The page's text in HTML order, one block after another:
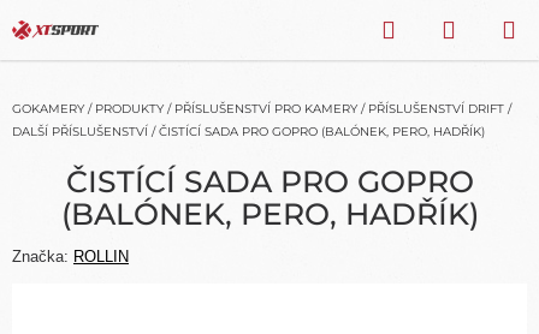
na
HLEDAT
KOŠÍK
GOKAMERY / PRODUKTY / PŘÍSLUŠENSTVÍ PRO KAMERY / PŘÍSLUŠENSTVÍ DRIFT /
DALŠÍ PŘÍSLUŠENSTVÍ / ČISTÍCÍ SADA PRO GOPRO (BALÓNEK, PERO, HADŘÍK)
ČISTÍCÍ SADA PRO GOPRO
(BALÓNEK, PERO, HADŘÍK)
Značka: ROLLIN